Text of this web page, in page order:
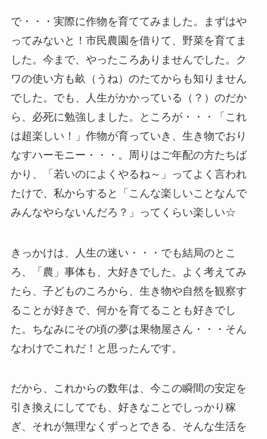
で・・・実際に作物を育ててみました。まずはや
ってみないと！市民農園を借りて、野菜を育てま
した。今まで、やったころありませんでした。ク
ワの使い方も畝（うね）のたてからも知りません
でした。でも、人生がかかっている（？）のだか
ら、必死に勉強しました。ところが・・・「これ
は超楽しい！」作物が育っていき、生き物でおり
なすハーモニー・・・。周りはご年配の方たちば
かり、「若いのによくやるね～」ってよく言われ
たけで、私からすると「こんな楽しいことなんで
みんなやらないんだろ？」ってくらい楽しい☆
きっかけは、人生の迷い・・・でも結局のとこ
ろ、「農」事体も、大好きでした。よく考えてみ
たら、子どものころから、生き物や自然を観察す
ることが好きで、何かを育てることも好きでし
た。ちなみにその頃の夢は果物屋さん・・・そん
なわけでこれだ！と思ったんです。
だから、これからの数年は、今この瞬間の安定を
引き換えにしてでも、好きなことでしっかり稼
ぎ、それが無理なくずっとできる、そんな生活を